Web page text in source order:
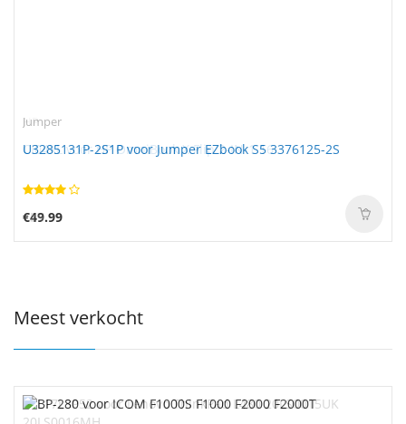
Jumper
U3285131P-2S1P voor Jumper EZbook S5 3376125-2S
€49.99
Meest verkocht